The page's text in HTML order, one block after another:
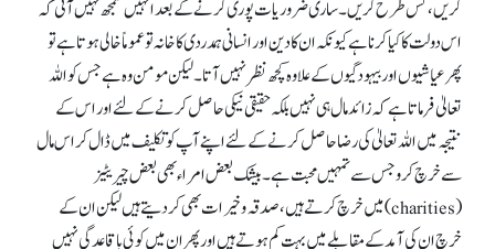
کریں، کس طرح کریں۔ ساری ضروریات پوری کرنے کے بعد انہیں سمجھ نہیں آتی کہ
اس دولت کا کیا کرنا ہے کیونکہ ان کا دین اور انسانی ہمدردی کا خانہ تو عموماً خالی ہوتا ہے تو
پھر عیاشیوں اور بیہودگیوں کے علاوہ کچھ نظر نہیں آتا۔ لیکن مومن وہ ہے جس کو اللہ
تعالیٰ فرماتا ہے کہ زائد مال ہی نہیں بلکہ حقیقی نیکی حاصل کرنے کے لئے اور اس کے
نتیجہ میں اللہ تعالیٰ کی رضا حاصل کرنے کے لئے اپنے آپ کو تکلیف میں ڈال کر اس مال
سے خرچ کرو جس سے تمہیں محبت ہے۔ بیشک بعض امراء بھی بعض چیریٹیز
(charities) میں خرچ کرتے ہیں، صدقہ و خیرات بھی کر دیتے ہیں لیکن ان کے
خرچ ان کی آمد کے مقابلے میں بہت کم ہوتے ہیں اور پھر ان میں کوئی باقاعدگی نہیں